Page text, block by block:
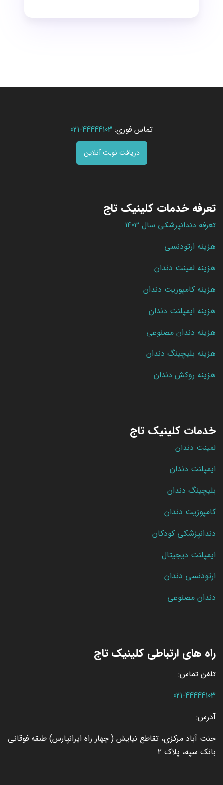
تماس فوری: 44444103-021
دریافت نوبت آنلاین
تعرفه خدمات کلینیک تاج
تعرفه دندانپزشکی سال 1403
هزینه ارتودنسی
هزینه لمینت دندان
هزینه کامپوزیت دندان
هزینه ایمپلنت دندان
هزینه دندان مصنوعی
هزینه بلیچینگ دندان
هزینه روکش دندان
خدمات کلینیک تاج
لمینت دندان
ایمپلنت دندان
بلیچینگ دندان
کامپوزیت دندان
دندانپزشکی کودکان
ایمپلنت دیجیتال
ارتودنسی دندان
دندان مصنوعی
راه های ارتباطی کلینیک تاج
تلفن تماس:
021-44444103
آدرس:
جنت آباد مرکزی، تقاطع نیایش ( چهار راه ایرانپارس) طبقه فوقانی
بانک سپه، پلاک ۲